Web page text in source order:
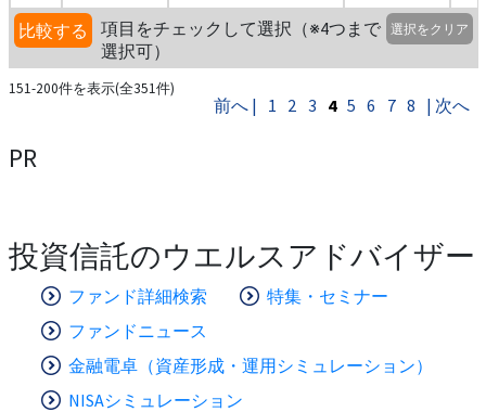
比較する
項目をチェックして選択（※4つまで
選択可）
選択をクリア
151-200件を表示(全351件)
前へ | 1 2 3 4 5 6 7 8 | 次へ
PR
投資信託のウエルスアドバイザー
ファンド詳細検索
特集・セミナー
ファンドニュース
金融電卓（資産形成・運用シミュレーション）
NISAシミュレーション